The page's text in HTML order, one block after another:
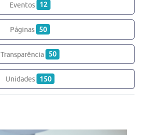
Eventos 12
Páginas 50
Transparência 50
Unidades 150